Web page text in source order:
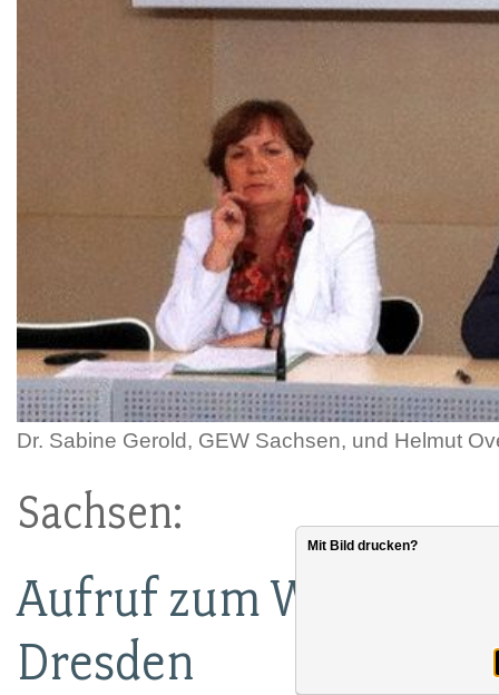
Dr. Sabine Gerold, GEW Sachsen, und Helmut
Sachsen:
Aufruf zum
Dresden
Mit Bild drucken?